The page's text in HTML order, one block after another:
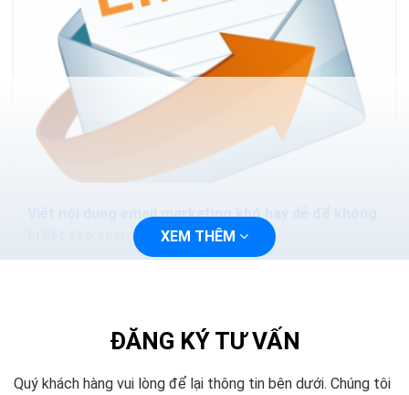
Viết nội dung email marketing khó hay dễ để không
bị liệt vào spam
Bạn vẫn thường thấy trên một website nào đó vài cái
XEM THÊM
ĐĂNG KÝ TƯ VẤN
Quý khách hàng vui lòng để lại thông tin bên dưới. Chúng tôi